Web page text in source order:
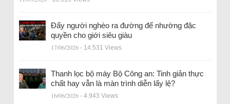
Đẩy người nghèo ra đường để nhường đặc
quyền cho giới siêu giàu
17/06/2026 - 14.531 Views
Thanh lọc bộ máy Bộ Công an: Tinh giản thực
chất hay vẫn là màn trình diễn lấy lệ?
16/06/2026 - 4.943 Views